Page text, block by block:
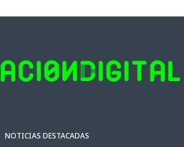
NOTICIAS DESTACADAS